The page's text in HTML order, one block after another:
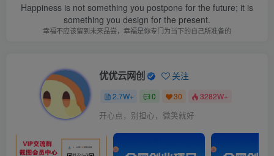
Happiness is not something you postpone for the future; it is
something you design for the present.
幸福不应该留到未来品尝，幸福是你专门为当下的自己所准备的
优优云网创 关注
2.7W+ 0 30 3282W+
开心点，别担心，微笑就好